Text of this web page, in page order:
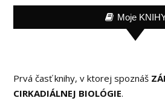
Moje
Prvá časť knihy, v ktorej spoznáš
CIRKADIÁLNEJ BIOLÓGIE.